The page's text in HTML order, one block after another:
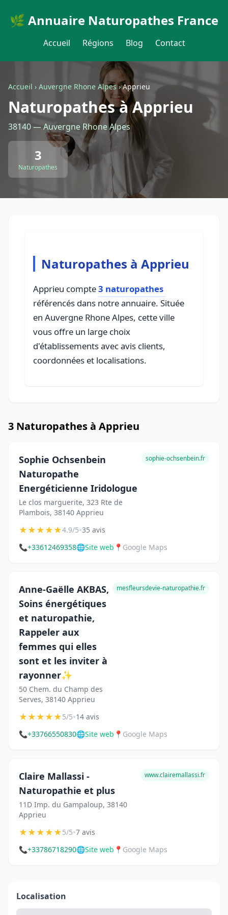
🌿 Annuaire Naturopathes France
Accueil Régions Blog Contact
Accueil › Auvergne Rhone Alpes›Apprieu
Naturopathes à Apprieu
38140 — Auvergne Rhone Alpes
3
Naturopathes
Naturopathes à Apprieu
Apprieu compte3 naturopathes
référencés dans notre annuaire. Située
en Auvergne Rhone Alpes, cette ville
vous offre un large choix
d'établissements avec avis clients,
coordonnées et localisations.
3 Naturopathes à Apprieu
Sophie Ochsenbein
Naturopathe
Energéticienne Iridologue
Le clos marguerite, 323 Rte de
Plambois, 38140 Apprieu
sophie-ochsenbein.fr
★★★★★4.9/5•35 avis
📞+33612469358🌐Site web 📍 Google Maps
Anne-Gaëlle AKBAS,
Soins énergétiques
et naturopathie,
Rappeler aux
femmes qui elles
sont et les inviter à
rayonner✨
50 Chem. du Champ des
Serves, 38140 Apprieu
mesfleursdevie-naturopathie.fr
★★★★★5/5•14 avis
📞+33766550830🌐Site web 📍 Google Maps
Claire Mallassi -
Naturopathie et plus
11D Imp. du Gampaloup, 38140
Apprieu
www.clairemallassi.fr
★★★★★5/5•7 avis
📞+33786718290🌐Site web 📍 Google Maps
Localisation